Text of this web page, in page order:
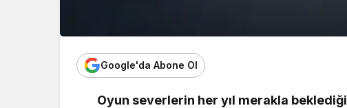
Google'da Abone Ol
Oyun severlerin her yıl merakla beklediği